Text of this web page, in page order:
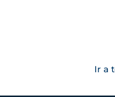
Ir a